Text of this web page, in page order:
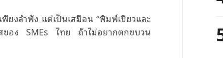
ยงลำพัง แต่เป็นเสมือน “พิมพ์เขียวและ
ของ SMEs ไทย ถ้าไม่อยากตกขบวน